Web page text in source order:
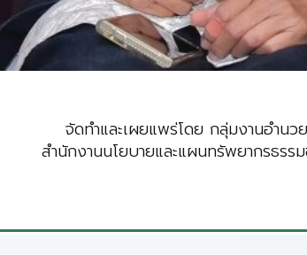
จัดทำและเผยแพร่โดย กลุ่มงานอำนว
สำนักงานนโยบายและแผนทรัพยากรธรร